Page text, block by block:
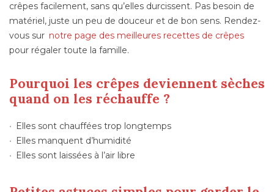
crêpes facilement, sans qu’elles durcissent. Pas besoin de
matériel, juste un peu de douceur et de bon sens. Rendez-
vous sur notre page des meilleures recettes de crêpes
pour régaler toute la famille.
Pourquoi les crêpes deviennent sèches
quand on les réchauffe ?
Elles sont chauffées trop longtemps
Elles manquent d’humidité
Elles sont laissées à l’air libre